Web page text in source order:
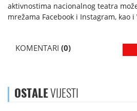
aktivnostima nacionalnog teatra
mrežama Facebook i Instagram, kao
KOMENTARI (0)
OSTALEVIJESTI